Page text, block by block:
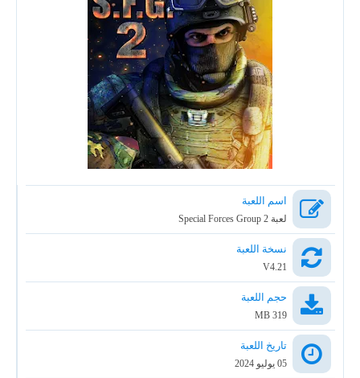
اسم اللعبة
لعبة Special Forces Group 2
نسخة اللعبة
V4.21
حجم اللعبة
319 MB
تاريخ اللعبة
05 يوليو 2024